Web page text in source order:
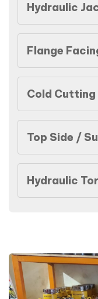
Hydraulic
Flange
Cold Cutting
Top Side /
Hydraulic